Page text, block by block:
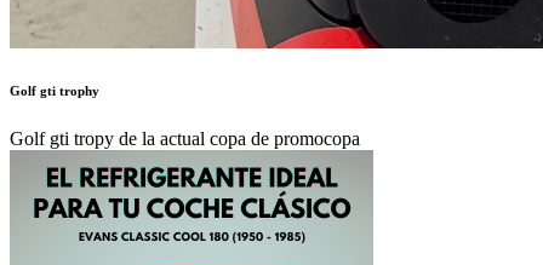
Golf gti trophy
Golf gti tropy de la actual copa de promocopa